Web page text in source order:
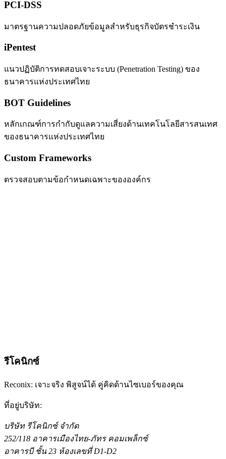
PCI-DSS
มาตรฐานความปลอดภัยข้อมูลสำหรับธุรกิจบัตรชำระเงิน
iPentest
แนวปฏิบัติการทดสอบเจาะระบบ (Penetration Testing) ของ
ธนาคารแห่งประเทศไทย
BOT Guidelines
หลักเกณฑ์การกำกับดูแลความเสี่ยงด้านเทคโนโลยีสารสนเทศ
ของธนาคารแห่งประเทศไทย
Custom Frameworks
ตรวจสอบตามข้อกำหนดเฉพาะขององค์กร
รีโคนิกซ์
Reconix: เจาะจริง พิสูจน์ได้ คู่คิดด้านไซเบอร์ของคุณ
ที่อยู่บริษัท:
บริษัท รีโคนิกซ์ จำกัด
252/118 อาคารเมืองไทย-ภัทร คอมเพล็กซ์
อาคารบี ชั้น 23 ห้องเลขที่ D1-D2